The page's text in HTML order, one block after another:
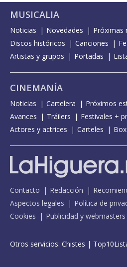
MUSICALIA
Noticias Novedades
Próximas
Discos históricos
Canciones
Artistas y grupos
Portadas
CINEMANÍA
Noticias Cartelera Próximos
Avances
Tráilers
Festivales +
Actores y actrices
Carteles
Contacto Redacción
Aspectos legales
Política de
Cookies
Publicidad y webmasters
Otros servicios: Chistes |